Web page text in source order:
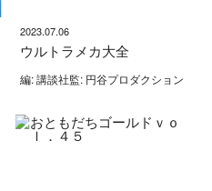
2023.07.06
ウルトラメカ大全
編: 講談社監: 円谷プロダクション